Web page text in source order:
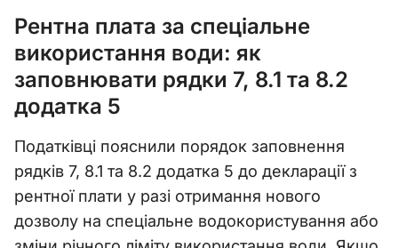
Рентна плата за спеціальне
використання води: як
заповнювати рядки 7, 8.1 та 8.2
додатка 5
Податківці пояснили порядок заповнення
рядків 7, 8.1 та 8.2 додатка 5 до декларації з
рентної плати у разі отримання нового
дозволу на спеціальне водокористування або